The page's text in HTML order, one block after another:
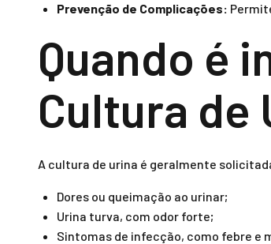
Prevenção de Complicações:
Quando é
Cultura de
A cultura de urina é geralmente
Dores ou queimação ao urinar;
Urina turva, com odor forte;
Sintomas de infecção, como febre e